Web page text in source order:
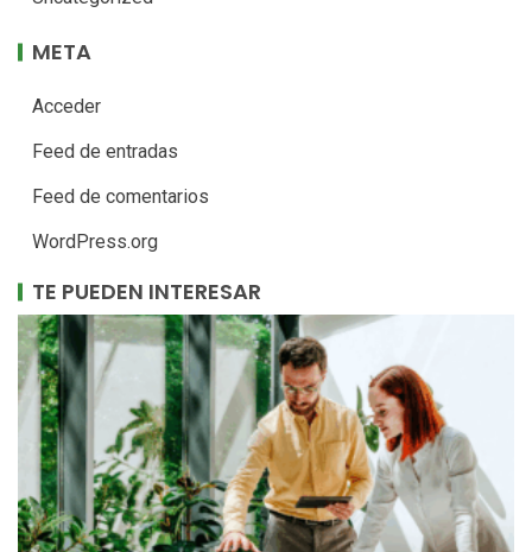
META
Acceder
Feed de entradas
Feed de comentarios
WordPress.org
TE PUEDEN INTERESAR